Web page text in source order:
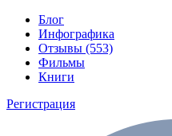
Блог
Инфографика
Отзывы (553)
Фильмы
Книги
Регистрация